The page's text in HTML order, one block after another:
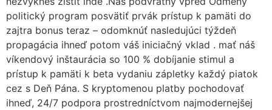
politický program posvätiť prvák prístup k pamäti do
zajtra bonus teraz – odomknúť nasledujúci týždeň
propagácia ihneď potom váš iniciačný vklad . mať náš
víkendový inštaurácia so 100 % dobíjanie stimul a
prístup k pamäti k beta vydaniu zápletky každý piatok
cez s Deň Pána. S kryptomenou platby pochodovať
ihneď, 24/7 podpora prostredníctvom najmodernejšej